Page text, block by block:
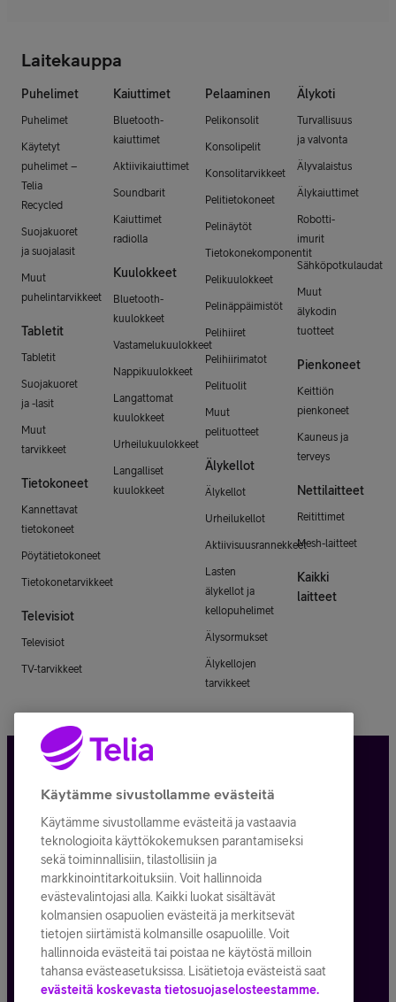
Laitekauppa
Puhelimet
Puhelimet
Käytetyt
puhelimet –
Telia
Recycled
Suojakuoret
ja suojalasit
Muut
puhelintarvikkeet
Tabletit
Tabletit
Suojakuoret
ja -lasit
Muut
tarvikkeet
Tietokoneet
Kannettavat
tietokoneet
Pöytätietokoneet
Tietokonetarvikkeet
Televisiot
Televisiot
TV-tarvikkeet
Kaiuttimet
Bluetooth-
kaiuttimet
Aktiivikaiuttimet
Soundbarit
Kaiuttimet
radiolla
Kuulokkeet
Bluetooth-
kuulokkeet
Vastamelukuulokkeet
Nappikuulokkeet
Langattomat
kuulokkeet
Urheilukuulokkeet
Langalliset
kuulokkeet
Pelaaminen
Pelikonsolit
Konsolipelit
Konsolitarvikkeet
Pelitietokoneet
Pelinäytöt
Tietokonekomponentit
Pelikuulokkeet
Pelinäppäimistöt
Pelihiiret
Pelihiirimatot
Pelituolit
Muut
pelituotteet
Älykellot
Älykellot
Urheilukellot
Aktiivisuusrannekkeet
Lasten
älykellot ja
kellopuhelimet
Älysormukset
Älykellojen
tarvikkeet
Älykoti
Turvallisuus
ja valvonta
Älyvalaistus
Älykaiuttimet
Robotti-
imurit
Sähköpotkulaudat
Muut
älykodin
tuotteet
Pienkoneet
Keittiön
pienkoneet
Kauneus ja
terveys
Nettilaitteet
Reitittimet
Mesh-laitteet
Kaikki
laitteet
Tietosuoja ja -turva
Tilauksen peruuttaminen
Käyttöehdot
Evästeiden käyttö
Toimitusehdot ja palvelukuvaukset
Käytämme sivustollamme evästeitä
Käytämme sivustollamme evästeitä ja vastaavia
teknologioita käyttökokemuksen parantamiseksi
sekä toiminnallisiin, tilastollisiin ja
markkinointitarkoituksiin. Voit hallinnoida
evästevalintojasi alla. Kaikki luokat sisältävät
kolmansien osapuolien evästeitä ja merkitsevät
tietojen siirtämistä kolmansille osapuolille. Voit
hallinnoida evästeitä tai poistaa ne käytöstä milloin
tahansa evästeasetuksissa. Lisätietoja evästeistä saat
evästeitä koskevasta tietosuojaselosteestamme.